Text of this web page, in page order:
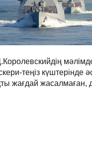
теңіз күштерінде
жағдай жасалмаған,